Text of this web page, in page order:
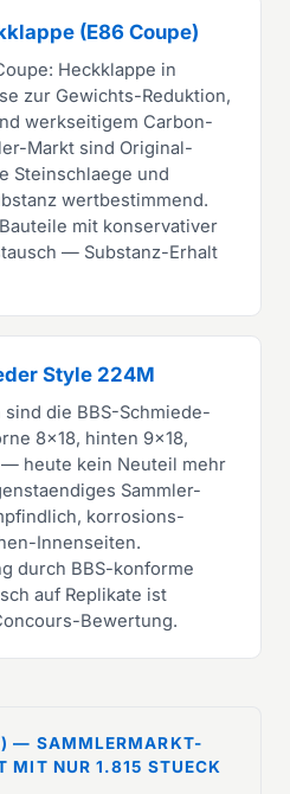
(E86 Coupe)
Heckklappe in
zur Gewichts-Reduktion,
werkseitigem Carbon-
Markt sind Original-
Steinschlaege und
wertbestimmend.
mit konservativer
— Substanz-Erhalt
Style 224M
die BBS-Schmiede-
8x18, hinten 9x18,
heute kein Neuteil mehr
Sammler-
korrosions-
Innenseiten.
durch BBS-konforme
auf Replikate ist
Bewertung.
— SAMMLERMARKT-
MIT NUR 1.815 STUECK